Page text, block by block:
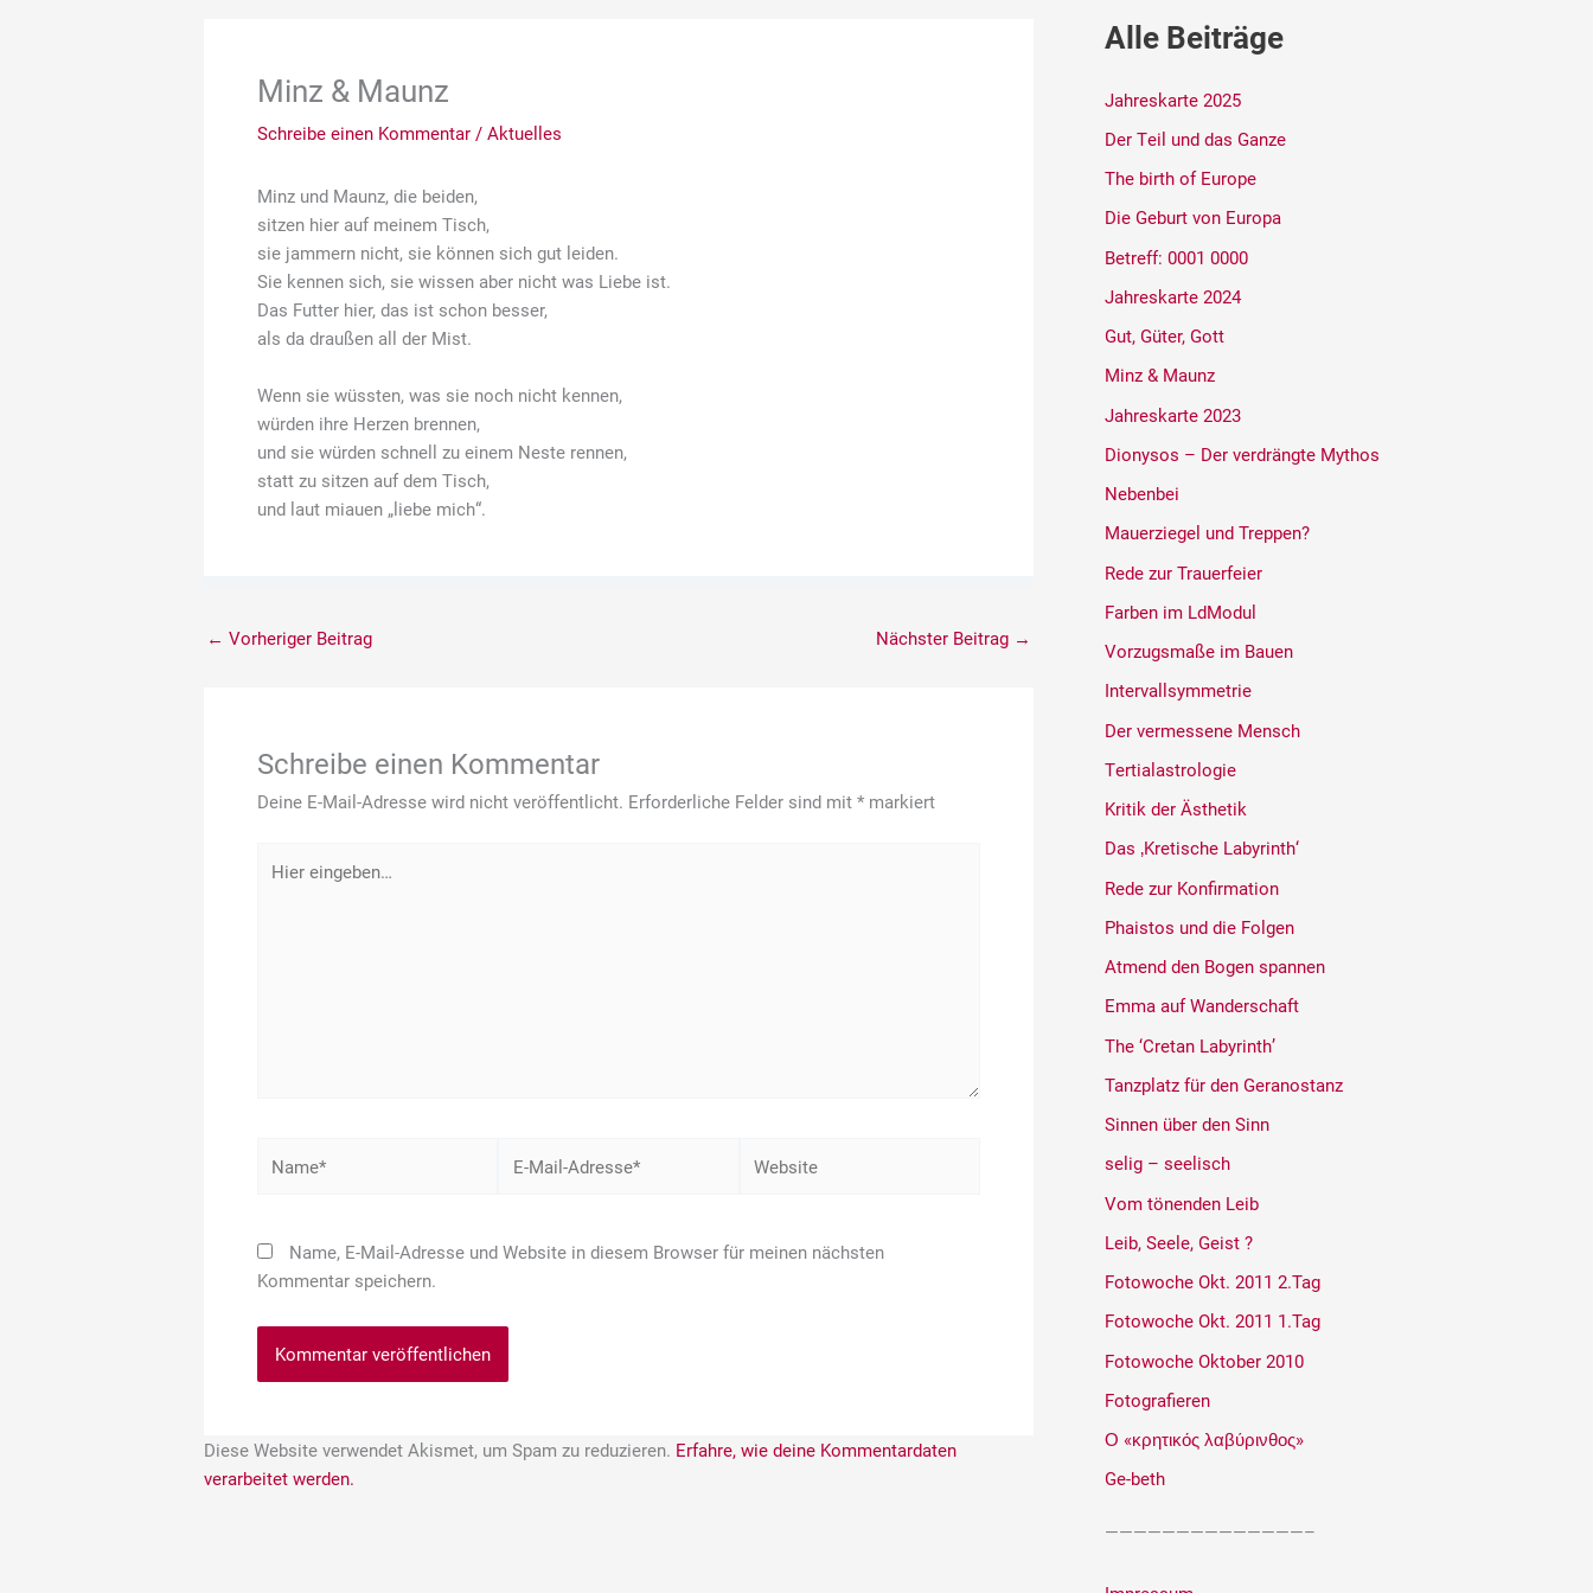
Minz & Maunz
Schreibe einen Kommentar / Aktuelles
Minz und Maunz, die beiden,
sitzen hier auf meinem Tisch,
sie jammern nicht, sie können sich gut leiden.
Sie kennen sich, sie wissen aber nicht was Liebe ist.
Das Futter hier, das ist schon besser,
als da draußen all der Mist.
Wenn sie wüssten, was sie noch nicht kennen,
würden ihre Herzen brennen,
und sie würden schnell zu einem Neste rennen,
statt zu sitzen auf dem Tisch,
und laut miauen „liebe mich“.
← Vorheriger Beitrag Nächster Beitrag →
Schreibe einen Kommentar
Deine E-Mail-Adresse wird nicht veröffentlicht. Erforderliche Felder sind mit * markiert
eingeben…
Mail-
Name, E-Mail-Adresse und Website in diesem Browser für meinen nächsten
Kommentar speichern.
Diese Website verwendet Akismet, um Spam zu reduzieren. Erfahre, wie deine Kommentardaten
verarbeitet werden.
Alle Beiträge
Jahreskarte 2025
Der Teil und das Ganze
The birth of Europe
Die Geburt von Europa
Betreff: 0001 0000
Jahreskarte 2024
Gut, Güter, Gott
Minz & Maunz
Jahreskarte 2023
Dionysos – Der verdrängte Mythos
Nebenbei
Mauerziegel und Treppen?
Rede zur Trauerfeier
Farben im LdModul
Vorzugsmaße im Bauen
Intervallsymmetrie
Der vermessene Mensch
Tertialastrologie
Kritik der Ästhetik
Das ‚Kretische Labyrinth‘
Rede zur Konfirmation
Phaistos und die Folgen
Atmend den Bogen spannen
Emma auf Wanderschaft
The ‘Cretan Labyrinth’
Tanzplatz für den Geranostanz
Sinnen über den Sinn
selig – seelisch
Vom tönenden Leib
Leib, Seele, Geist ?
Fotowoche Okt. 2011 2.Tag
Fotowoche Okt. 2011 1.Tag
Fotowoche Oktober 2010
Fotografieren
Ο «κρητικός λαβύρινθος»
Ge-beth
——————————————–